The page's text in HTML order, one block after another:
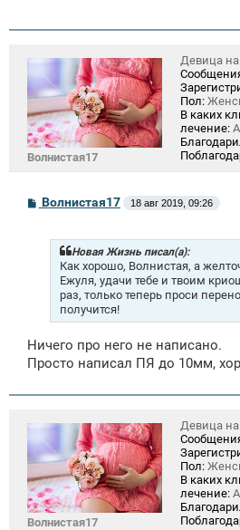
Волнистая17
Девица
Пол:
В каких
лечение:
С
о
Волнистая17 18 авг 2019, 09:26
Новая Жизнь писал(а):
Как хорошо, Волнистая, а
Ежуля, удачи тебе и твоим
раз, только теперь проси
получится!
Ничего про него не написано.
Просто написал ПЯ до 10мм,
Волнистая17
Девица
Пол:
В каких
лечение: